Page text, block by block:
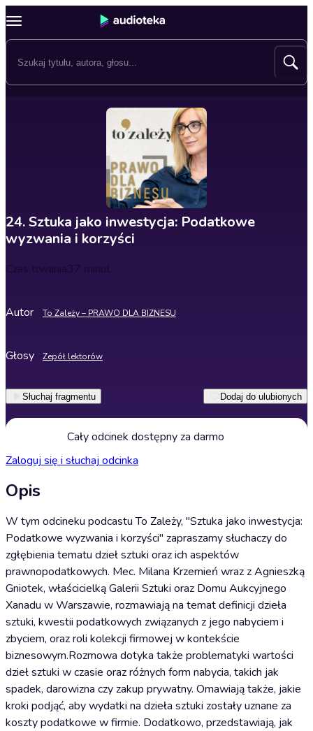
24. Sztuka jako inwestycja: Podatkowe
wyzwania i korzyści
Czas trwania37 minut
Autor To Zależy – PRAWO DLA BIZNESU
Głosy Zepół lektorów
Słuchaj fragmentu Dodaj do ulubionych
Cały odcinek dostępny za darmo
Zaloguj się i słuchaj odcinka
Opis
W tym odcineku podcastu To Zależy, "Sztuka jako inwestycja:
Podatkowe wyzwania i korzyści" zapraszamy słuchaczy do
zgłębienia tematu dzieł sztuki oraz ich aspektów
prawnopodatkowych. Mec. Milana Krzemień wraz z Agnieszką
Gniotek, właścicielką Galerii Sztuki oraz Domu Aukcyjnego
Xanadu w Warszawie, rozmawiają na temat definicji dzieła
sztuki, kwestii podatkowych związanych z jego nabyciem i
zbyciem, oraz roli kolekcji firmowej w kontekście
biznesowym.Rozmowa dotyka także problematyki wartości
dzieł sztuki w czasie oraz różnych form nabycia, takich jak
spadek, darowizna czy zakup prywatny. Omawiają także, jakie
kroki podjąć, aby wydatki na dzieła sztuki zostały uznane za
koszty podatkowe w firmie. Dodatkowo, przedstawiają, jak